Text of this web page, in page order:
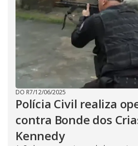
DO R7/12/06/2025
Polícia Civil realiza
contra Bonde dos
Kennedy